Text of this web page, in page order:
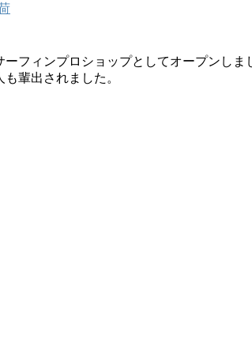
フィンプロショップとしてオープンしま
輩出されました。